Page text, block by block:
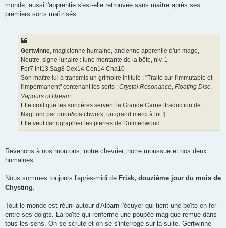
monde, aussi l'apprentie s'est-elle retrouvée sans maître après ses
premiers sorts maîtrisés.
Gertwinne, magicienne humaine, ancienne apprentie d'un mage,
Neutre, signe lunaire : lune montante de la bête, niv. 1
For7 Int13 Sag8 Dex14 Con14 Cha10
Son maître lui a transmis un grimoire intitulé : "Traité sur l'immutable et
l'impermanent" contenant les sorts : Crystal Resonance, Floating Disc,
Vapours of Dream.
Elle croit que les sorcières servent la Grande Carne [traduction de
NagLord par orion&patchwork, un grand merci à lui !].
Elle veut cartographier les pierres de Dolmenwood.
Revenons à nos moutons, notre chevrier, notre moussue et nos deux
humaines...
Nous sommes toujours l'après-midi de Frisk, douzième jour du mois de
Chysting
Tout le monde est réuni autour d'Albarn l'écuyer qui tient une boîte en fer
entre ses doigts. La boîte qui renferme une poupée magique remue dans
tous les sens. On se scrute et on se s'interroge sur la suite. Gertwinne